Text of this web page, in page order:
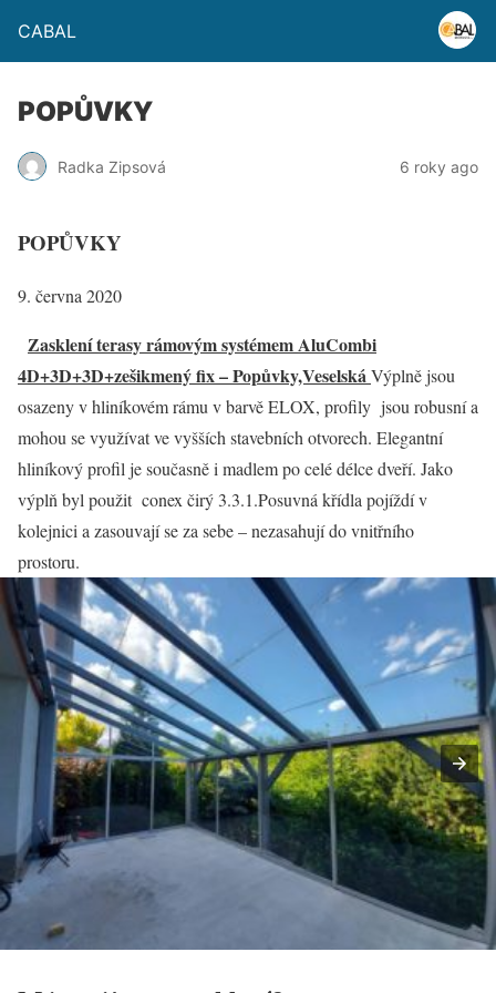
CABAL
POPŮVKY
Radka Zipsová 6 roky ago
POPŮVKY
9. června 2020
Zasklení terasy rámovým systémem AluCombi
4D+3D+3D+zešikmený fix – Popůvky,VeselskáVýplně jsou
osazeny v hliníkovém rámu v barvě ELOX, profily jsou robusní a
mohou se využívat ve vyšších stavebních otvorech. Elegantní
hliníkový profil je současně i madlem po celé délce dveří. Jako
výplň byl použit conex čirý 3.3.1.Posuvná křídla pojíždí v
kolejnici a zasouvají se za sebe – nezasahují do vnitřního
prostoru.